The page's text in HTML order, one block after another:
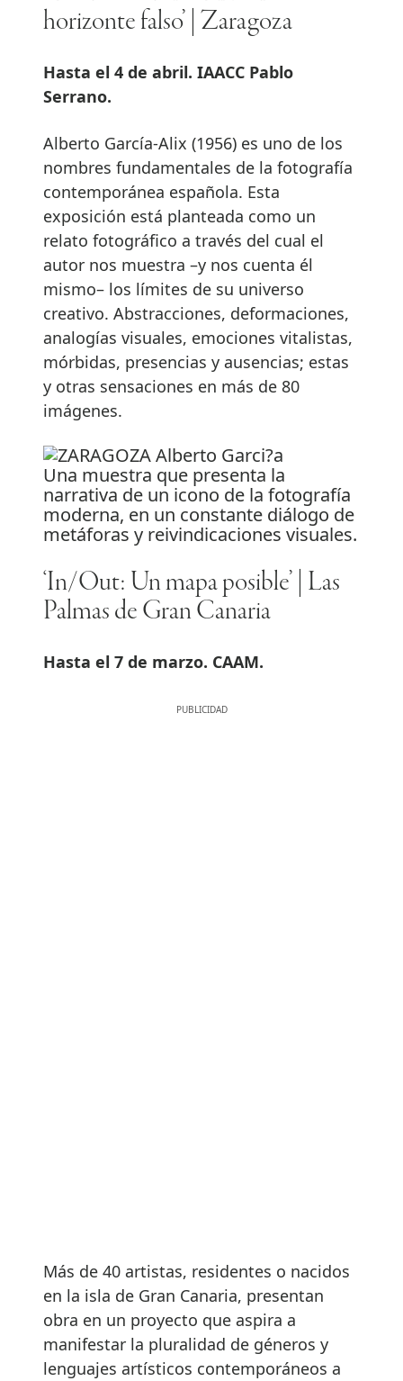
horizonte falso’ | Zaragoza
Hasta el 4 de abril. IAACC Pablo
Serrano.
Alberto García-Alix (1956) es uno de los
nombres fundamentales de la fotografía
contemporánea española. Esta
exposición está planteada como un
relato fotográfico a través del cual el
autor nos muestra –y nos cuenta él
mismo– los límites de su universo
creativo. Abstracciones, deformaciones,
analogías visuales, emociones vitalistas,
mórbidas, presencias y ausencias; estas
y otras sensaciones en más de 80
imágenes.
Una muestra que presenta la
narrativa de un icono de la fotografía
moderna, en un constante diálogo de
metáforas y reivindicaciones visuales.
‘In/Out: Un mapa posible’ | Las
Palmas de Gran Canaria
Hasta el 7 de marzo. CAAM.
Más de 40 artistas, residentes o nacidos
en la isla de Gran Canaria, presentan
obra en un proyecto que aspira a
manifestar la pluralidad de géneros y
lenguajes artísticos contemporáneos a